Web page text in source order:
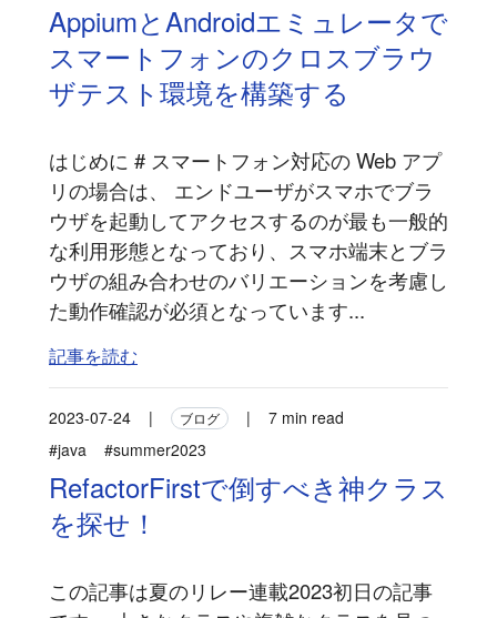
AppiumとAndroidエミュレータで
スマートフォンのクロスブラウ
ザテスト環境を構築する
はじめに # スマートフォン対応の Web アプ
リの場合は、 エンドユーザがスマホでブラ
ウザを起動してアクセスするのが最も一般的
な利用形態となっており、スマホ端末とブラ
ウザの組み合わせのバリエーションを考慮し
た動作確認が必須となっています...
記事を読む
2023-07-24 | ブログ |
7 min read
#java
#summer2023
RefactorFirstで倒すべき神クラス
を探せ！
この記事は夏のリレー連載2023初日の記事